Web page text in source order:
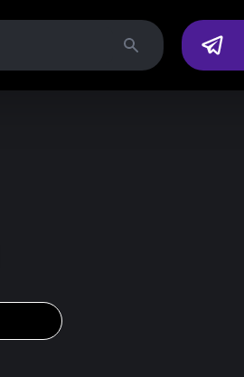
Search